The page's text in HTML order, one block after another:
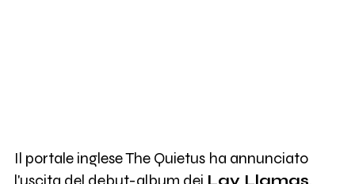
Il portale inglese The Quietus ha annunciato
l'uscita del debut-album dei Lay Llamas,